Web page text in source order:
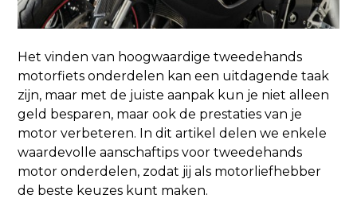
Het vinden van hoogwaardige tweedehands
motorfiets onderdelen kan een uitdagende taak
zijn, maar met de juiste aanpak kun je niet alleen
geld besparen, maar ook de prestaties van je
motor verbeteren. In dit artikel delen we enkele
waardevolle aanschaftips voor tweedehands
motor onderdelen, zodat jij als motorliefhebber
de beste keuzes kunt maken.